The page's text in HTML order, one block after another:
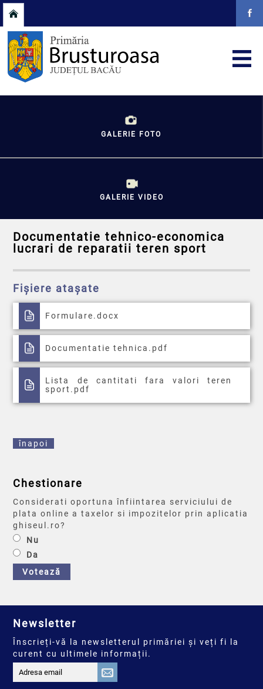
GALERIE FOTO
GALERIE VIDEO
Documentatie tehnico-economica
lucrari de reparatii teren sport
Fișiere atașate
Formulare.docx
Documentatie tehnica.pdf
Lista de cantitati fara valori teren
sport.pdf
înapoi
Chestionare
Considerati oportuna înfiintarea serviciului de
plata online a taxelor si impozitelor prin aplicatia
ghiseul.ro?
Nu
Da
Votează
Newsletter
Înscrieți-vă la newsletterul primăriei și veți fi la
curent cu ultimele informații.